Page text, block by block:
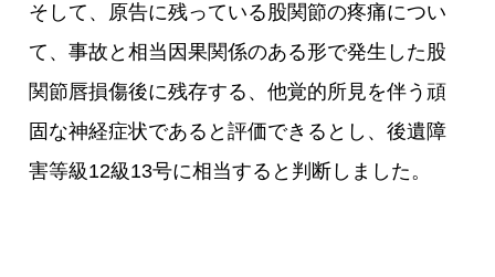
そして、原告に残っている股関節の疼痛につい
て、事故と相当因果関係のある形で発生した股
関節唇損傷後に残存する、他覚的所見を伴う頑
固な神経症状であると評価できるとし、後遺障
害等級12級13号に相当すると判断しました。